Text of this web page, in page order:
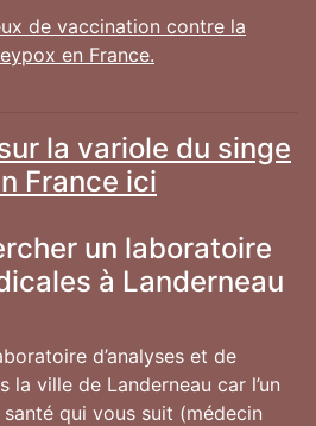
de vaccination contre la
en France.
la variole du singe
France ici
un laboratoire
à Landerneau
d’analyses et de
la ville de Landerneau car l’un
qui vous suit (médecin